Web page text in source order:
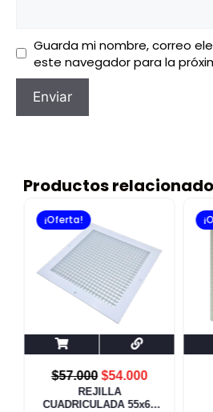
Guarda mi nombre, correo
este navegador para la
Productos
¡Oferta!
REJILLA
CUADRICULADA 55x60
$57.000 $54.000